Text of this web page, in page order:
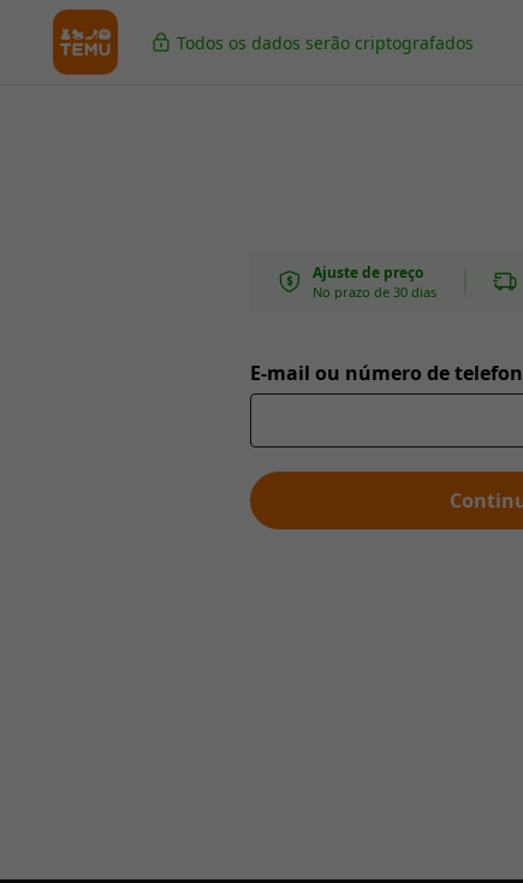
Todos os dados serão criptografados
Ajuste de preço
No prazo de 30 dias
E-mail ou número de